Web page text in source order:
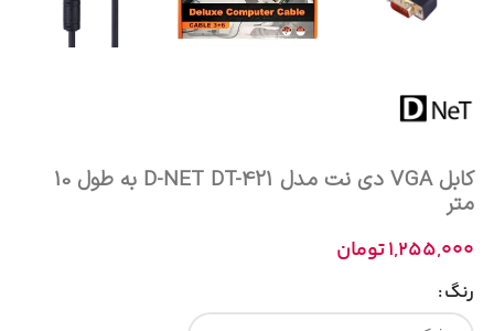
کابل VGA دی نت مدل D-NET DT-421 به طول 10
متر
1,255,000تومان
رنگ